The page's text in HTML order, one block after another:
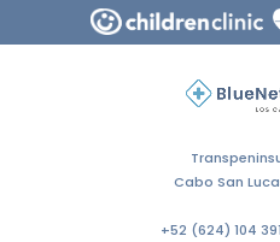
Cabo San
+52 (624) 104